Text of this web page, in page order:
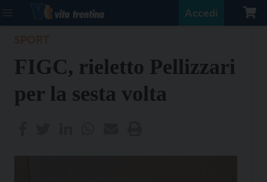
Accedi
FIGC, rieletto Pellizzari
per la sesta volta